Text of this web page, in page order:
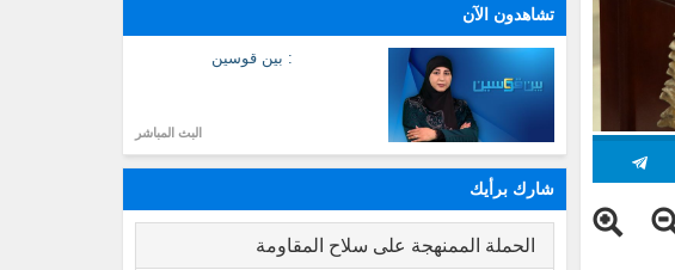
تشاهدون الآن
: بين قوسين
البث المباشر
شارك برأيك
الحملة الممنهجة على سلاح المقاومة